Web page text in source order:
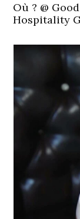
Où ? @
Hospitality